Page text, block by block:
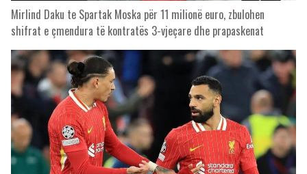
Mirlind Daku te Spartak Moska për 11 milionë euro, zbulohen
shifrat e çmendura të kontratës 3-vjeçare dhe prapaskenat